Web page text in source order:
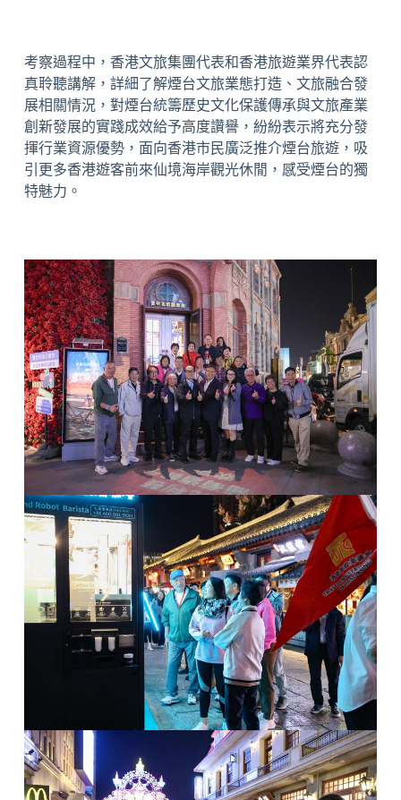
考察過程中，香港文旅集團代表和香港旅遊業界代表認
真聆聽講解，詳細了解煙台文旅業態打造、文旅融合發
展相關情況，對煙台統籌歷史文化保護傳承與文旅產業
創新發展的實踐成效給予高度讚譽，紛紛表示將充分發
揮行業資源優勢，面向香港市民廣泛推介煙台旅遊，吸
引更多香港遊客前來仙境海岸觀光休閒，感受煙台的獨
特魅力。